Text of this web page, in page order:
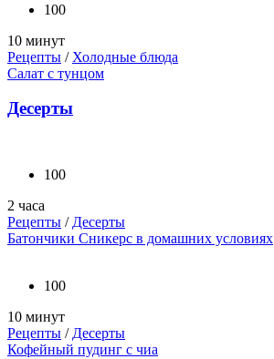
100
10 минут
Рецепты / Холодные блюда
Салат с тунцом
Десерты
100
2 часа
Рецепты / Десерты
Батончики Сникерс в домашних условиях
100
10 минут
Рецепты / Десерты
Кофейный пудинг с чиа